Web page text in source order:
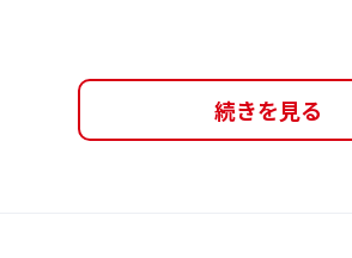
特許技術【HAJO -波
くもり止めレンズ、ミラーレンズ